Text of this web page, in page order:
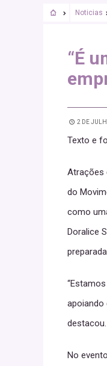
Noticias
“É
2 DE
Texto e
Atrações
do
como
Doralice
apoiando
destacou.
No